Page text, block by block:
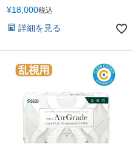
¥18,000税込
詳細を見る